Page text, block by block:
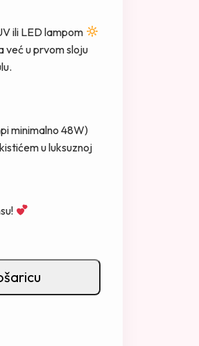
ili LED lampom
već u prvom sloju
minimalno 48W)
u luksuznoj